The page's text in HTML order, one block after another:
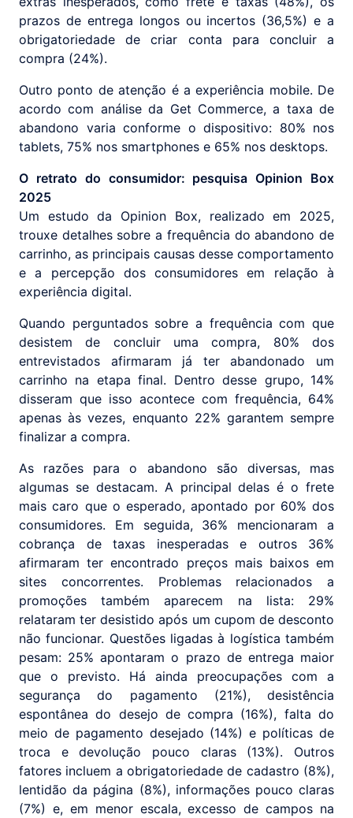
prazos de entrega longos ou incertos (36,5%) e a
obrigatoriedade de criar conta para concluir a
compra (24%).
Outro ponto de atenção é a experiência mobile. De
acordo com análise da Get Commerce, a taxa de
abandono varia conforme o dispositivo: 80% nos
tablets, 75% nos smartphones e 65% nos desktops.
O retrato do consumidor: pesquisa Opinion Box
2025
Um estudo da Opinion Box, realizado em 2025,
trouxe detalhes sobre a frequência do abandono de
carrinho, as principais causas desse comportamento
e a percepção dos consumidores em relação à
experiência digital.
Quando perguntados sobre a frequência com que
desistem de concluir uma compra, 80% dos
entrevistados afirmaram já ter abandonado um
carrinho na etapa final. Dentro desse grupo, 14%
disseram que isso acontece com frequência, 64%
apenas às vezes, enquanto 22% garantem sempre
finalizar a compra.
As razões para o abandono são diversas, mas
algumas se destacam. A principal delas é o frete
mais caro que o esperado, apontado por 60% dos
consumidores. Em seguida, 36% mencionaram a
cobrança de taxas inesperadas e outros 36%
afirmaram ter encontrado preços mais baixos em
sites concorrentes. Problemas relacionados a
promoções também aparecem na lista: 29%
relataram ter desistido após um cupom de desconto
não funcionar. Questões ligadas à logística também
pesam: 25% apontaram o prazo de entrega maior
que o previsto. Há ainda preocupações com a
segurança do pagamento (21%), desistência
espontânea do desejo de compra (16%), falta do
meio de pagamento desejado (14%) e políticas de
troca e devolução pouco claras (13%). Outros
fatores incluem a obrigatoriedade de cadastro (8%),
lentidão da página (8%), informações pouco claras
(7%) e, em menor escala, excesso de campos na